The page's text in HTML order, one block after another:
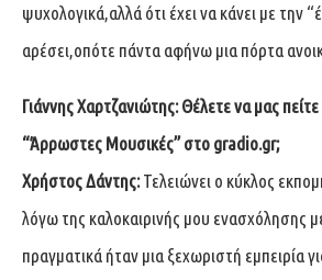
ψυχολογικά,αλλά ότι έχει να κάνει με την
αρέσει,οπότε πάντα αφήνω μια πόρτα
Γιάννης Χαρτζανιώτης: Θέλετε να μας πείτε
“Άρρωστες Μουσικές” στο gradio.gr;
Χρήστος Δάντης:Τελειώνει ο κύκλος
λόγω της καλοκαιρινής μου ενασχόλησης
πραγματικά ήταν μια ξεχωριστή εμπειρία